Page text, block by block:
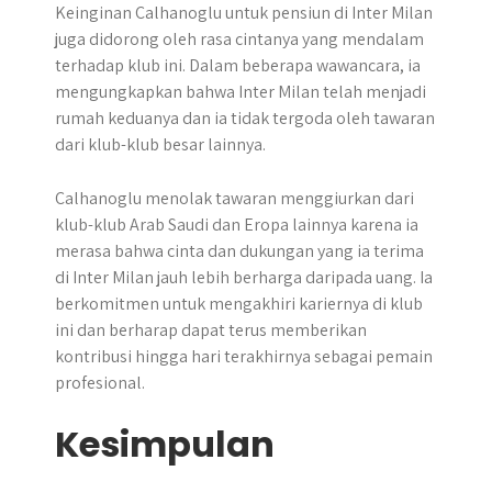
Keinginan Calhanoglu untuk pensiun di Inter Milan
juga didorong oleh rasa cintanya yang mendalam
terhadap klub ini. Dalam beberapa wawancara, ia
mengungkapkan bahwa Inter Milan telah menjadi
rumah keduanya dan ia tidak tergoda oleh tawaran
dari klub-klub besar lainnya.
Calhanoglu menolak tawaran menggiurkan dari
klub-klub Arab Saudi dan Eropa lainnya karena ia
merasa bahwa cinta dan dukungan yang ia terima
di Inter Milan jauh lebih berharga daripada uang. Ia
berkomitmen untuk mengakhiri kariernya di klub
ini dan berharap dapat terus memberikan
kontribusi hingga hari terakhirnya sebagai pemain
profesional.
Kesimpulan